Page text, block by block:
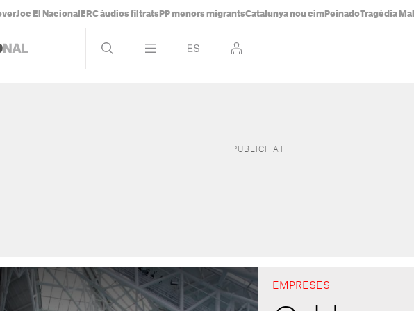
Joc El Nacional ERC àudios filtrats PP menors migrantsCatalunya nou cim PeinadoTragèdia
EMPRESES